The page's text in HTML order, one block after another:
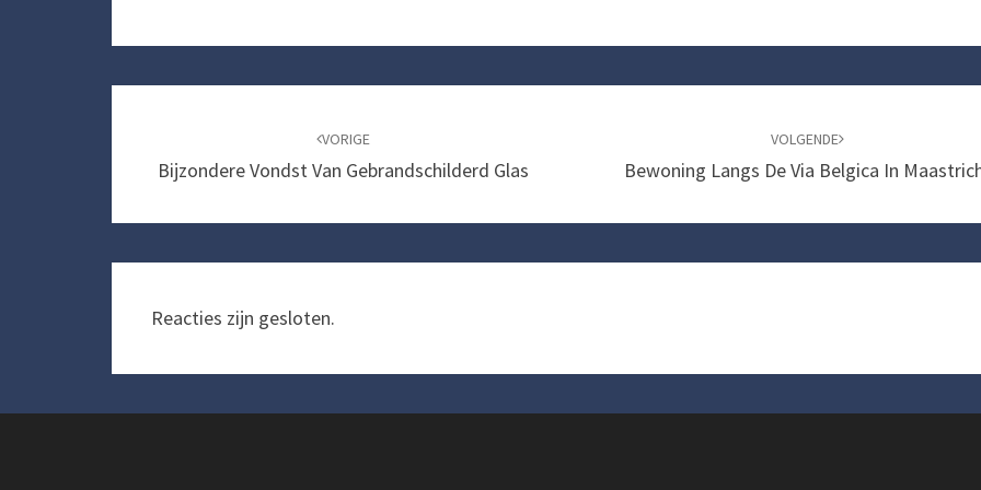
VORIGE
Bijzondere Vondst Van Gebrandschilderd Glas
VOLGENDE
Bewoning Langs De Via Belgica In
Reacties zijn gesloten.